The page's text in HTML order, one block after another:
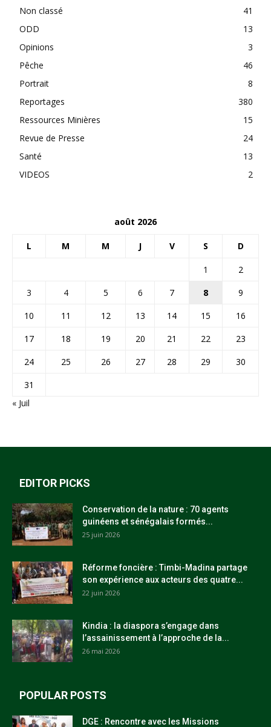
Non classé
41
ODD
13
Opinions
3
Pêche
46
Portrait
8
Reportages
380
Ressources Minières
15
Revue de Presse
24
Santé
13
VIDEOS
2
août 2026
L M M J V S D
1
2
3
4 5 6 7 8
9
10
11 12 13 14 15
16
17
18 19 20 21 22
23
24
25 26 27 28 29
30
31
« Juil
EDITOR PICKS
Conservation de la nature : 70 agents
guinéens et sénégalais formés...
25 juin 2026
Réforme foncière : Timbi-Madina partage
son expérience aux acteurs des quatre...
22 juin 2026
Kindia : la diaspora s’engage dans
l’assainissement à l’approche de la...
26 mai 2026
POPULAR POSTS
DGE : Rencontre avec les Missions